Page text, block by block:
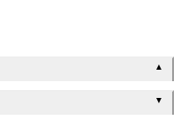
▲
▼